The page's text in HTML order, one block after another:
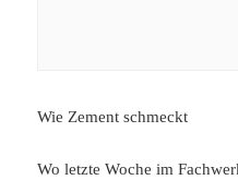
Wie Zement schmeckt
Wo letzte Woche im